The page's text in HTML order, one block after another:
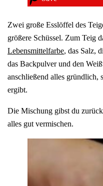
Zwei große Esslöffel des
größere Schüssel. Zum Teig
Lebensmittelfarbe, das Salz,
das Backpulver und den
anschließend alles gründlich,
ergibt.
Die Mischung gibst du
alles gut vermischen.